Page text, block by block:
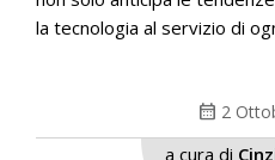
la tecnologia al servizio di
calendar_month 2
a cura di